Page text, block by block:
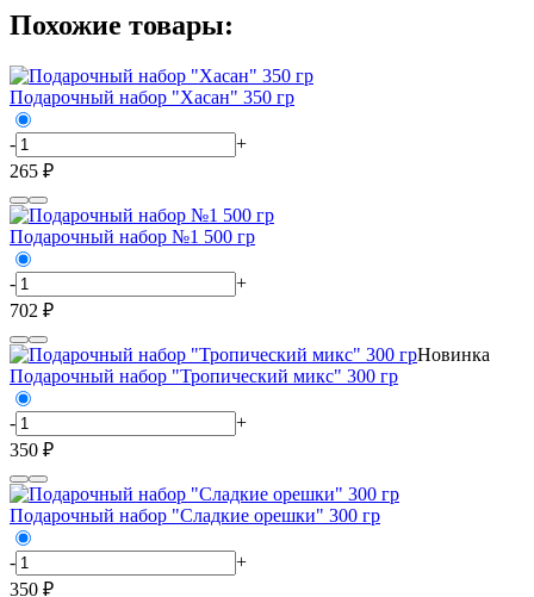
Похожие товары:
Подарочный набор "Хасан" 350 гр
-
+
265 ₽
Подарочный набор №1 500 гр
-
+
702 ₽
Новинка
Подарочный набор "Тропический микс" 300 гр
-
+
350 ₽
Подарочный набор "Сладкие орешки" 300 гр
-
+
350 ₽